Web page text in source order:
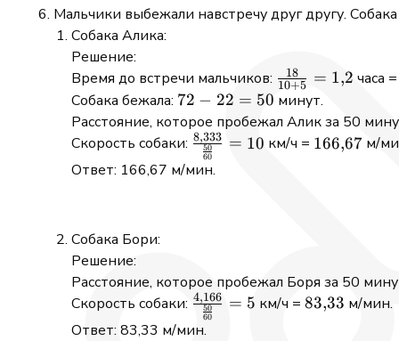
Мальчики выбежали навстречу друг другу.
Собака Алика:
Решение:
Время до встречи мальчиков: \frac{18}
{10 + 5}
= 1{,}2
10+5
18 = 1,2 часа
Собака бежала: 72
-
22
=
50
72 − 22 = 50 минут.
Расстояние, которое пробежал Алик за 50
Скорость собаки: \frac{8{,}333}
{\frac{50}
60
50
8,333 = 10 км/ч = 166{,}67
166,67 м/
Ответ: 166,67 м/мин.
Собака Бори:
Решение:
Расстояние, которое пробежал Боря за 50
Скорость собаки: \frac{4{,}166}
{\frac{50}
60
50
4,166 = 5 км/ч =83{,}33
83,33 м/мин.
Ответ: 83,33 м/мин.